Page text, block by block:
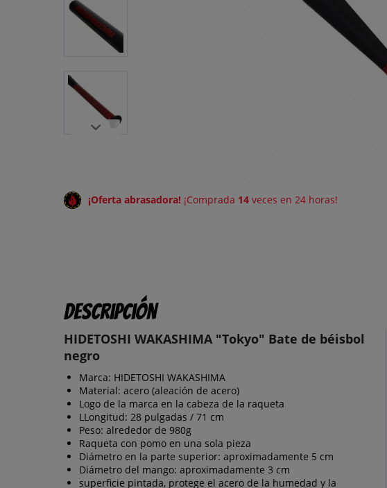
¡Oferta abrasadora! ¡Comprada 14 veces en 24 horas!
Descripción
HIDETOSHI WAKASHIMA "Tokyo" Bate de béisbol
negro
Marca: HIDETOSHI WAKASHIMA
Material: acero (aleación de acero)
Logo de la marca en la cabeza de la raqueta
LLongitud: 28 pulgadas / 71 cm
Peso: alrededor de 980g
Raqueta con pomo en una sola pieza
Diámetro en la parte superior: aproximadamente 5 cm
Diámetro del mango: aproximadamente 3 cm
superficie pintada, protege el acero de la humedad y la